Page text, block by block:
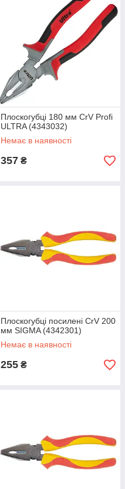
Плоскогубці 180 мм CrV Profi
ULTRA (4343032)
Немає в наявності
357 ₴
Плоскогубці посилені CrV 200
мм SIGMA (4342301)
Немає в наявності
255 ₴